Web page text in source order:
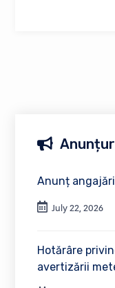
Anunț angajări
July 22, 2026
Hotărâre
avertizării